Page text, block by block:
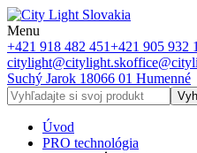
Menu
+421 918 482 451+421 905 932
citylight@citylight.sk
Suchý Jarok 18066 01 Humenné
Úvod
PRO technológia